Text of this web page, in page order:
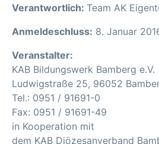
Verantwortlich: Team AK
Anmeldeschluss: 8. Januar
Veranstalter:
KAB Bildungswerk Bamberg e.V.
Ludwigstraße 25, 96052
Tel.: 0951 / 91691-0
Fax: 0951 / 91691-49
in Kooperation mit
dem KAB Diözesanverband